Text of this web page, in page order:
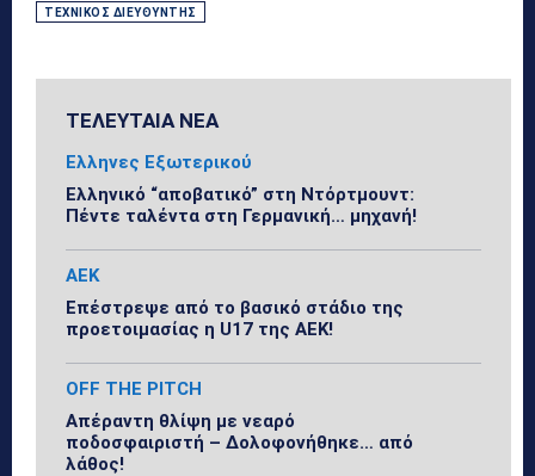
ΤΕΧΝΙΚΌΣ ΔΙΕΥΘΥΝΤΉΣ
ΤΕΛΕΥΤΑΙΑ ΝΕΑ
Ελληνες Εξωτερικού
Ελληνικό “αποβατικό” στη Ντόρτμουντ:
Πέντε ταλέντα στη Γερμανική… μηχανή!
ΑΕΚ
Επέστρεψε από το βασικό στάδιο της
προετοιμασίας η U17 της ΑΕΚ!
OFF THE PITCH
Απέραντη θλίψη με νεαρό
ποδοσφαιριστή – Δολοφονήθηκε… από
λάθος!